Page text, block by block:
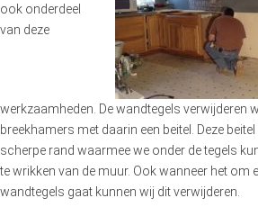
ook onderdeel
van deze
werkzaamheden. De wandtegels verwijderen
breekhamers met daarin een beitel. Deze
scherpe rand waarmee we onder de tegels
te wrikken van de muur. Ook wanneer het om
wandtegels gaat kunnen wij dit verwijderen.